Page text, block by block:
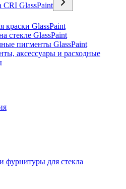
CRI GlassPaint
краски GlassPaint
стекле GlassPaint
пигменты GlassPaint
аксессуары и расходные
фурнитуры для стекла